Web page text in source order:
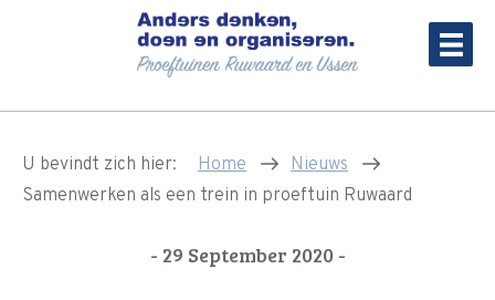
U bevindt zich hier: Home
Nieuws
Samenwerken als een trein in proeftuin Ruwaard
- 29 September 2020 -